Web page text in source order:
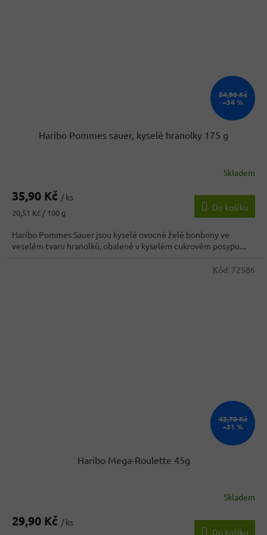
54,90 Kč
–34 %
Haribo Pommes sauer, kyselé hranolky 175 g
Skladem
35,90 Kč / ks
Měrná
20,51 Kč / 100 g
Do košíku
Haribo Pommes Sauer jsou kyselé ovocné želé bonbony ve
veselém tvaru hranolků, obalené v kyselém cukrovém posypu....
43,70 Kč
–31 %
Haribo Mega-Roulette 45g
produktu
Skladem
29,90 Kč / ks
Do košíku
Kód: 72586